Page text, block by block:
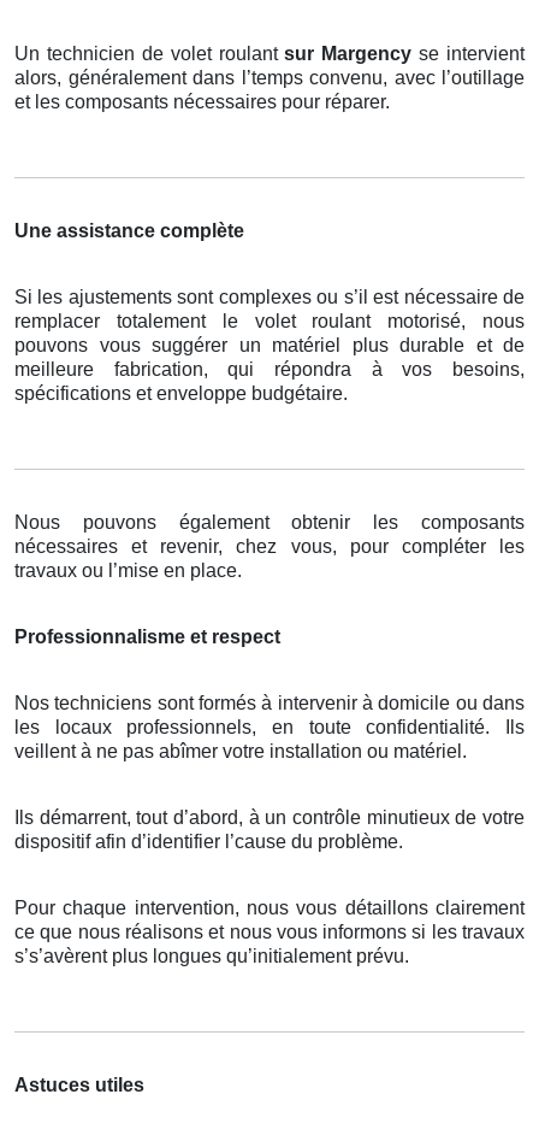
Un technicien de volet roulantsur Margencyse intervient
alors, généralement dans l’temps convenu, avec l’outillage
et les composants nécessaires pour réparer.
Une assistance complète
Si les ajustements sont complexes ou s’il est nécessaire de
remplacer totalement le volet roulant motorisé, nous
pouvons vous suggérer un matériel plus durable et de
meilleure fabrication, qui répondra à vos besoins,
spécifications et enveloppe budgétaire.
Nous pouvons également obtenir les composants
nécessaires et revenir, chez vous, pour compléter les
travaux ou l’mise en place.
Professionnalisme et respect
Nos techniciens sont formés à intervenir à domicile ou dans
les locaux professionnels, en toute confidentialité. Ils
veillent à ne pas abîmer votre installation ou matériel.
Ils démarrent, tout d’abord, à un contrôle minutieux de votre
dispositif afin d’identifier l’cause du problème.
Pour chaque intervention, nous vous détaillons clairement
ce que nous réalisons et nous vous informons si les travaux
s’s’avèrent plus longues qu’initialement prévu.
Astuces utiles